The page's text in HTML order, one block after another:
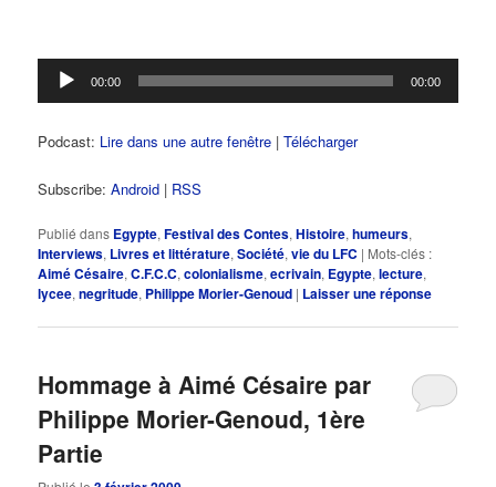
Lecteur
audio
00:00 00:00
Podcast: Lire dans une autre fenêtre |Télécharger
Subscribe:Android | RSS
Publié dans Egypte,Festival des Contes,Histoire,humeurs,
Interviews, Livres et littérature,Société,vie du LFC | Mots-clés :
Aimé Césaire,C.F.C.C,colonialisme,ecrivain, Egypte,lecture,
lycee,negritude, Philippe Morier-Genoud | Laisser une réponse
Hommage à Aimé Césaire par
Philippe Morier-Genoud, 1ère
Partie